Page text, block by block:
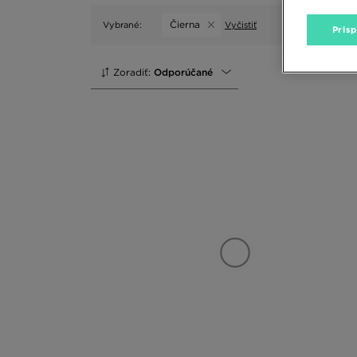
Vybrané: Čierna Vyčistiť
Zoradiť: Odporúčané